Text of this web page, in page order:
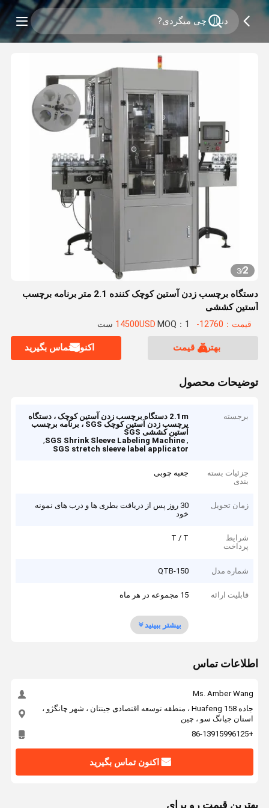
2
/
3
دستگاه برچسب زدن آستین کوچک کننده 2.1 متر برنامه برچسب
آستین کششی
قیمت：12760-14500USD MOQ：1 ست
بهترین قیمت اکنون تماس بگیرید
توضیحات محصول
برجسته
2.1m دستگاه برچسب زدن آستین کوچک ، دستگاه
برچسب زدن آستین کوچک SGS ، برنامه برچسب
آستین کششی SGS
,
SGS Shrink Sleeve Labeling Machine
,
SGS stretch sleeve label applicator
جزئیات بسته
بندی
جعبه چوبی
زمان تحویل
30 روز پس از دریافت بطری ها و درب های نمونه
خود
شرایط
پرداخت
T / T
شماره مدل QTB-150
قابلیت ارائه 15 مجموعه در هر ماه
بیشتر ببینید
اطلاعات تماس
Ms. Amber Wang
جاده 158 Huafeng ، منطقه توسعه اقتصادی جینتان ، شهر چانگژو ،
استان جیانگ سو ، چین
+86-13915996125
اکنون تماس بگیرید
بهترين قيمت رو براي